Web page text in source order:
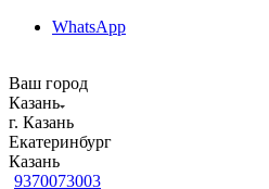
WhatsApp
Ваш город
Казань
г. Казань
Екатеринбург
Казань
9370073003